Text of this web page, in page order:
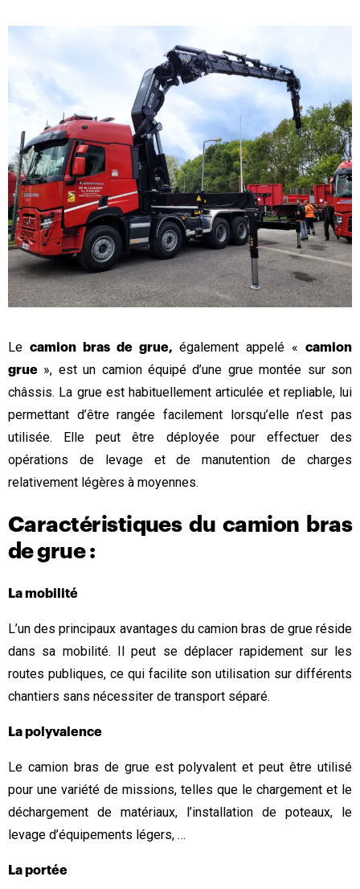
Le camion bras de grue, également appelé « camion
grue », est un camion équipé d’une grue montée sur son
châssis. La grue est habituellement articulée et repliable, lui
permettant d’être rangée facilement lorsqu’elle n’est pas
utilisée. Elle peut être déployée pour effectuer des
opérations de levage et de manutention de charges
relativement légères à moyennes.
Caractéristiques du camion bras
de grue :
La mobilité
L’un des principaux avantages du camion bras de grue réside
dans sa mobilité. Il peut se déplacer rapidement sur les
routes publiques, ce qui facilite son utilisation sur différents
chantiers sans nécessiter de transport séparé.
La polyvalence
Le camion bras de grue est polyvalent et peut être utilisé
pour une variété de missions, telles que le chargement et le
déchargement de matériaux, l’installation de poteaux, le
levage d’équipements légers, …
La portée